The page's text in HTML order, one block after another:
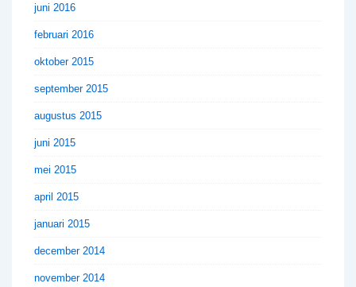
juni 2016
februari 2016
oktober 2015
september 2015
augustus 2015
juni 2015
mei 2015
april 2015
januari 2015
december 2014
november 2014